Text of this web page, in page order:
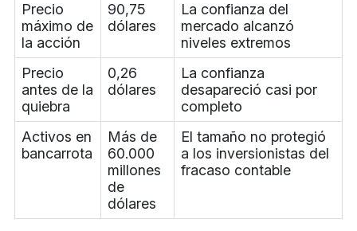
Precio
máximo de
la acción
90,75
dólares
La confianza del
mercado alcanzó
niveles extremos
Precio
antes de la
quiebra
0,26
dólares
La confianza
desapareció casi por
completo
Activos en
bancarrota
Más de
60.000
millones
de
dólares
El tamaño no protegió
a los inversionistas del
fracaso contable